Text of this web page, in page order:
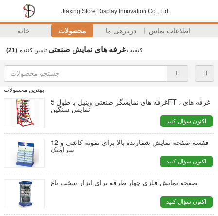
Jiaxing Store Display Innovation Co., Ltd.
خانه محصولات دربارهی ما اطلاعات تماس
کیفیتغرفه های نمایش صنعتی تامین کننده. (21)
بهترین محصولات
غرفه های نمایشگر صنعتی وینیل با طول 5FT ، غرفه های
نمایش سنگین
اکنون سؤال کنید
12 قفسه صفحه نمایش شمارنده بالا برای نمونه کاشی و
سرامیک
اکنون سؤال کنید
صفحه نمایش فلزی چهار طرفه برای ابزار سخت باغ
اکنون سؤال کنید